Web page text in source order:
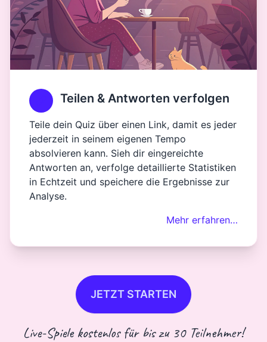
Teilen & Antworten verfolgen
Teile dein Quiz über einen Link, damit es jeder
jederzeit in seinem eigenen Tempo
absolvieren kann. Sieh dir eingereichte
Antworten an, verfolge detaillierte Statistiken
in Echtzeit und speichere die Ergebnisse zur
Analyse.
Mehr erfahren…
JETZT STARTEN
Live-Spiele kostenlos für bis zu 30 Teilnehmer!